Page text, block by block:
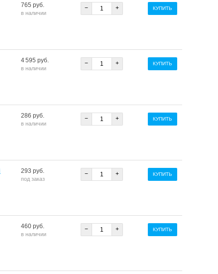
765 руб.
в наличии
− + КУПИТЬ
4 595 руб.
в наличии
− + КУПИТЬ
286 руб.
в наличии
− + КУПИТЬ
293 руб.
под заказ
− + КУПИТЬ
460 руб.
в наличии
− + КУПИТЬ